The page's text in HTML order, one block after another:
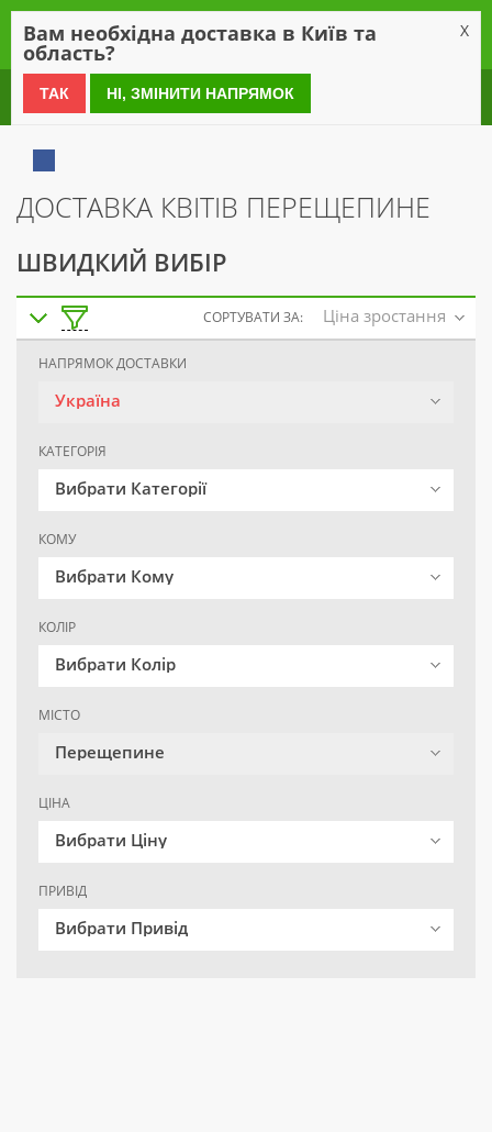
0 800 21 54 55
ДОСТАВКА КВІТІВ ПЕРЕЩЕПИНЕ
ШВИДКИЙ ВИБІР
СОРТУВАТИ ЗА: Ціна зростання
НАПРЯМОК ДОСТАВКИ
Україна
КАТЕГОРІЯ
Вибрати Категорії
КОМУ
Вибрати Кому
КОЛІР
Вибрати Колір
МІСТО
Перещепине
ЦІНА
Вибрати Ціну
ПРИВІД
Вибрати Привід
Вам необхідна доставка в Київ та
область?
X
ТАК НІ, ЗМІНИТИ НАПРЯМОК